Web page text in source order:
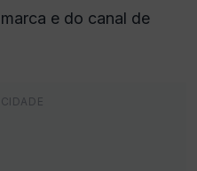
e do canal de